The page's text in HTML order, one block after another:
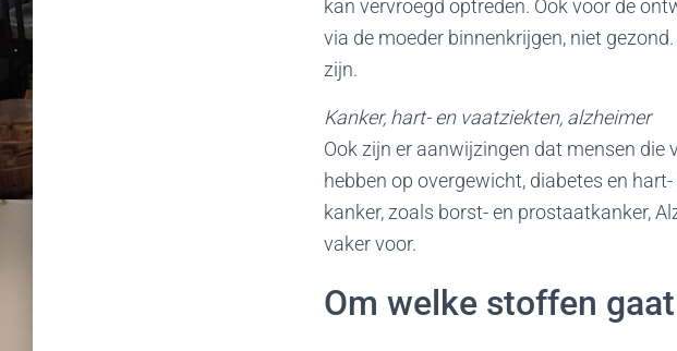
kan vervroegd optreden. Ook voor de
via de moeder binnenkrijgen, niet
zijn.
Kanker, hart- en vaatziekten, alzheimer
Ook zijn er aanwijzingen dat mensen
hebben op overgewicht, diabetes en
kanker, zoals borst- en prostaatkanker,
vaker voor.
Om welke stoffen